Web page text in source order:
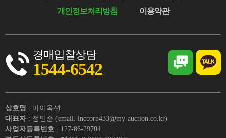
개인정보처리방침 이용약관
경매입찰상담
1544-6542
상호명 : 마이옥션
대표자 : 정민준 (email. lnccorp433@my-auction.co.kr)
사업자등록번호 : 127-86-29704